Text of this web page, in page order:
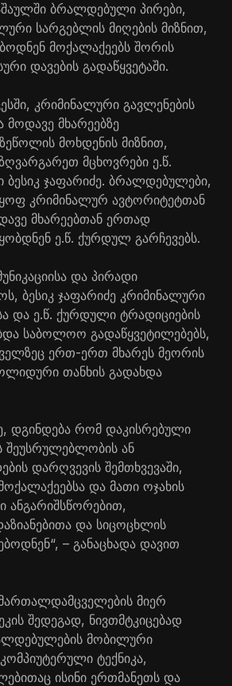
ბრალდებული პირები,
სარგებლის მიღების მიზნით,
მოქალაქეებს შორის
დავების გადაწყვეტაში.
კრიმინალური გავლენების
მოდავე მხარეებზე
მოხდენის მიზნით,
მცხოვრები ე.წ.
ბესიკ ჯაფარიძე. ბრალდებულები,
კრიმინალურ ავტორიტეტთან
მხარეებთან ერთად
ე.წ. ქურდულ გარჩევებს.
და პირადი
ბესიკ ჯაფარიძე კრიმინალური
და ე.წ. ქურდული ტრადიციების
საბოლოო გადაწყვეტილებებს,
ერთ-ერთ მხარეს მეორის
თანხის გადახდა
დგინდება რომ დაკისრებული
შეუსრულებლობის ან
დარღვევის შემთხვევაში,
და მათი ოჯახის
ანგარიშსწორებით,
და სიცოცხლის
– განაცხადა დავით
მიერ
შედეგად, ნივთმტკიცებად
მობილური
ტექნიკა,
ისინი ერთმანეთს და